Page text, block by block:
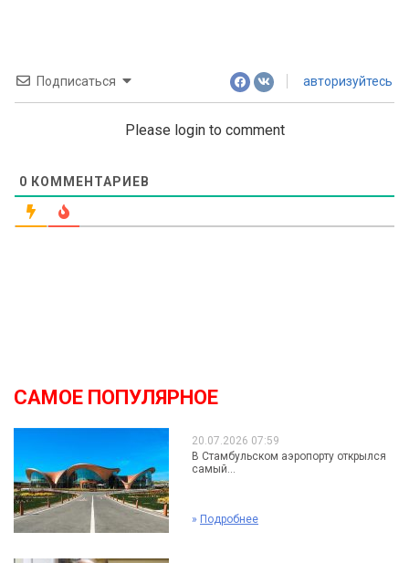
Подписаться авторизуйтесь
Please login to comment
0 КОММЕНТАРИЕВ
САМОЕ ПОПУЛЯРНОЕ
20.07.2026 07:59
В Стамбульском аэропорту открылся
самый...
» Подробнее